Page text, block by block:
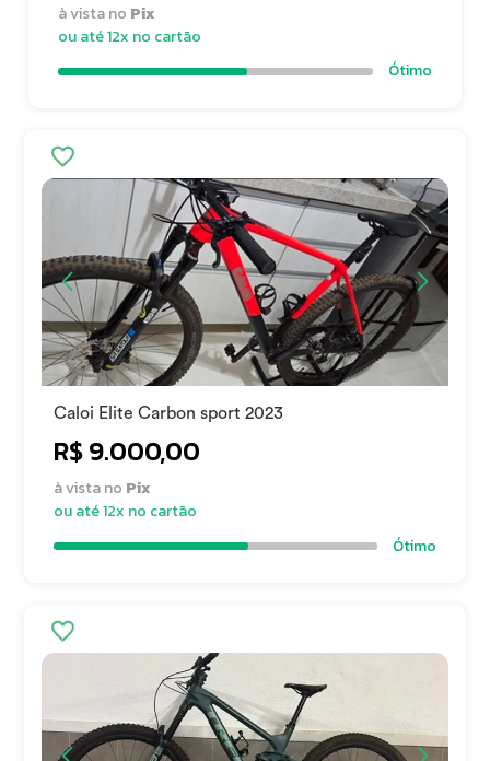
à vista no Pix
ou até 12x no cartão
Ótimo
Caloi Elite Carbon sport 2023
R$ 9.000,00
à vista no Pix
ou até 12x no cartão
Ótimo